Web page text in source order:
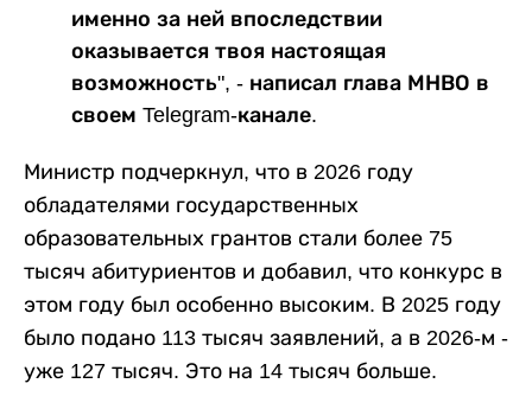
именно за ней впоследствии
оказывается твоя настоящая
возможность", - написал глава МНВО в
своем Telegram-канале.
Министр подчеркнул, что в 2026 году
обладателями государственных
образовательных грантов стали более 75
тысяч абитуриентов и добавил, что конкурс в
этом году был особенно высоким. В 2025 году
было подано 113 тысяч заявлений, а в 2026-м -
уже 127 тысяч. Это на 14 тысяч больше.